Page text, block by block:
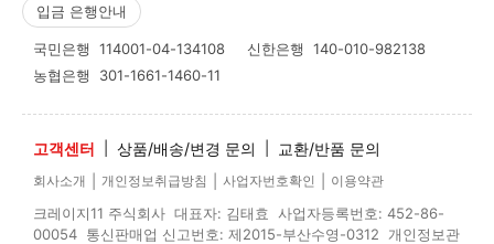
입금 은행안내
국민은행 114001-04-134108 신한은행 140-010-982138
농협은행 301-1661-1460-11
고객센터 상품/배송/변경 문의 교환/반품 문의
회사소개 개인정보취급방침 사업자번호확인 이용약관
크레이지11 주식회사 대표자: 김태효 사업자등록번호: 452-86-
00054 통신판매업 신고번호: 제2015-부산수영-0312 개인정보관